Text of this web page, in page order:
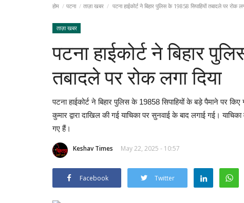
होम पटना ताज़ा खबर पटना हाईकोर्ट ने बिहार पुलिस के 19858 सिपाहियों तबादले पर रोक
ताज़ा खबर
पटना हाईकोर्ट ने बिहार
तबादले पर रोक लगा दिया
पटना हाईकोर्ट ने बिहार पुलिस के 19858 सिपाहियों के बड़े पैमाने पर
कुमार द्वारा दाखिल की गई याचिका पर सुनवाई के बाद लगाई गई।
गए हैं।
Keshav Times May 22, 2025 - 10:57
Facebook Twitter